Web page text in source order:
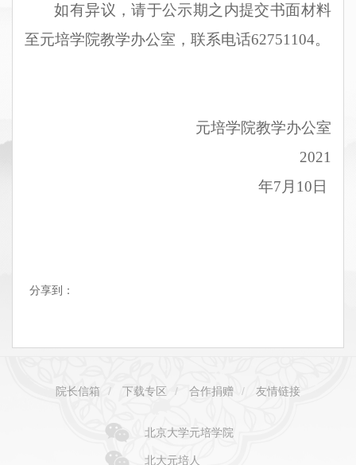
如有异议，请于公示期之内提交书面材料
至元培学院教学办公室，联系电话62751104。
元培学院教学办公室
2021
年7 月 10日
分享到：
院长信箱 / 下载专区 / 合作捐赠 / 友情链接
北京大学元培学院
北大元培人